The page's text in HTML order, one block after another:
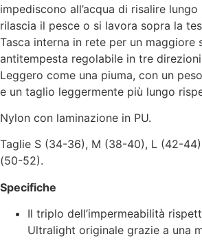
impediscono all’acqua di risalire
rilascia il pesce o si lavora sopra la
Tasca interna in rete per un maggiore
antitempesta regolabile in tre
Leggero come una piuma, con un
e un taglio leggermente più lungo
Nylon con laminazione in PU.
Taglie S (34-36), M (38-40), L (42-
(50-52).
Specifiche
Il triplo dell’impermeabilità
Ultralight originale grazie a una